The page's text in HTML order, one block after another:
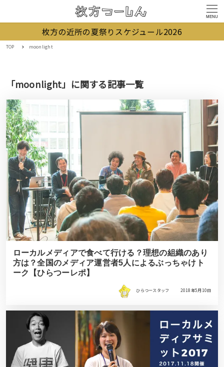
MENU
枚方の近所の夏祭りスケジュール2026
TOP moonlight
「moonlight」に関する記事一覧
ローカルメディアで食べて行ける？理想の組織のあり
方は？全国のメディア運営者5人によるぶっちゃけト
ーク【ひらつーレポ】
ひらつースタッフ 2018年5月10日